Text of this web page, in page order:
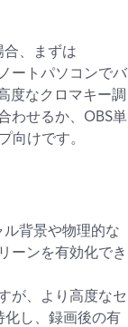
、まずは
ートパソコンでバ
度なクロマキー調
わせるか、OBS単
けです。
背景や物理的な
ーンを有効化でき
が、より高度なセ
し、録画後の有